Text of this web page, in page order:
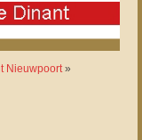
Nieuwpoort»